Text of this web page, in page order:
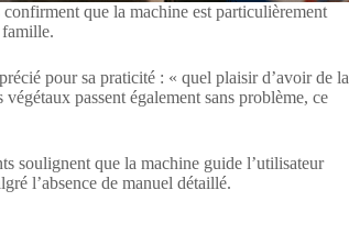
que la machine est particulièrement
famille.
pour sa praticité : « quel plaisir d’avoir de la
passent également sans problème, ce
soulignent que la machine guide l’utilisateur
l’absence de manuel détaillé.